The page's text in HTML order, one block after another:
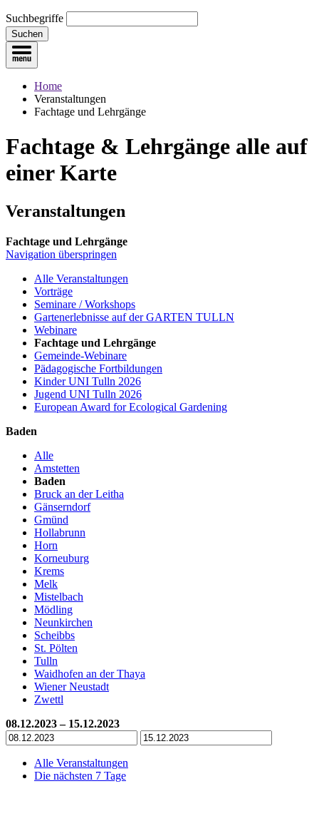
Suchbegriffe
Suchen
Home
Veranstaltungen
Fachtage und Lehrgänge
Fachtage & Lehrgänge alle auf
einer Karte
Veranstaltungen
Fachtage und Lehrgänge
Navigation überspringen
Alle Veranstaltungen
Vorträge
Seminare / Workshops
Gartenerlebnisse auf der GARTEN TULLN
Webinare
Fachtage und Lehrgänge
Gemeinde-Webinare
Pädagogische Fortbildungen
Kinder UNI Tulln 2026
Jugend UNI Tulln 2026
European Award for Ecological Gardening
Baden
Alle
Amstetten
Baden
Bruck an der Leitha
Gänserndorf
Gmünd
Hollabrunn
Horn
Korneuburg
Krems
Melk
Mistelbach
Mödling
Neunkirchen
Scheibbs
St. Pölten
Tulln
Waidhofen an der Thaya
Wiener Neustadt
Zwettl
08.12.2023 – 15.12.2023
Alle Veranstaltungen
Die nächsten 7 Tage